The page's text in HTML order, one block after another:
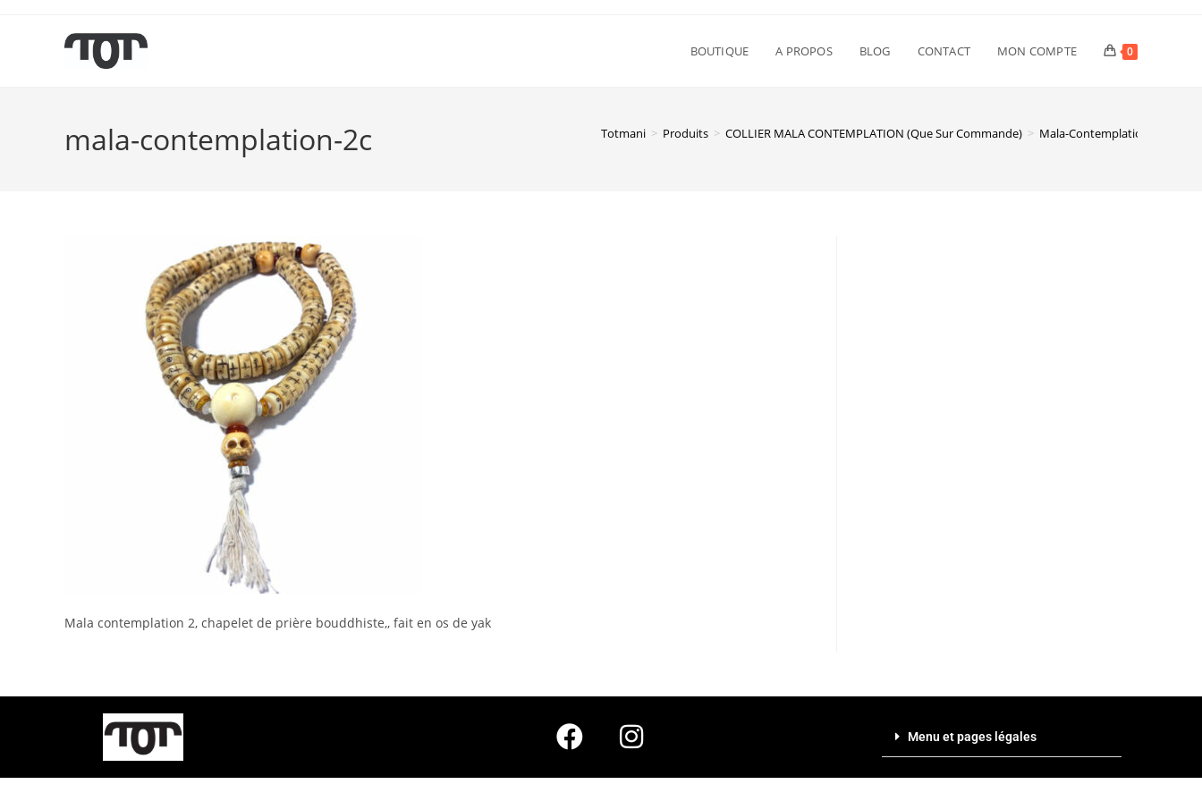
BOUTIQUE A PROPOS BLOG CONTACT MON COMPTE 0
mala-contemplation-2c Totmani > Produits > COLLIER MALA CONTEMPLATION (que Sur Commande) > Mala-Contemplation-2c
Mala contemplation 2, chapelet de prière bouddhiste,, fait en os de yak
Menu et pages légales